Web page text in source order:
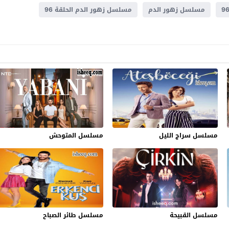
مسلسل زهور الدم مسلسل زهور الدم الحلقة 96
مسلسل سراج الليل مسلسل المتوحش
مسلسل القبيحة مسلسل طائر الصباح